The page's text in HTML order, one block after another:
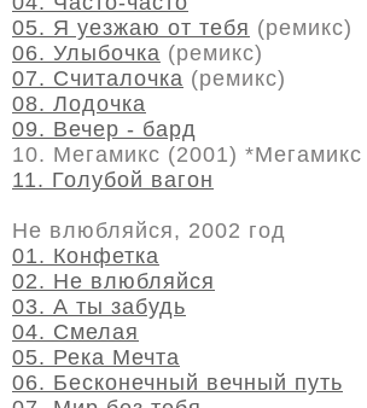
05. Я уезжаю от тебя (ремикс)
06. Улыбочка (ремикс)
07. Считалочка (ремикс)
08. Лодочка
09. Вечер - бард
10. Мегамикс (2001) *Мегамикс
11. Голубой вагон
Не влюбляйся, 2002 год
01. Конфетка
02. Не влюбляйся
03. А ты забудь
04. Смелая
05. Река Мечта
06. Бесконечный вечный путь